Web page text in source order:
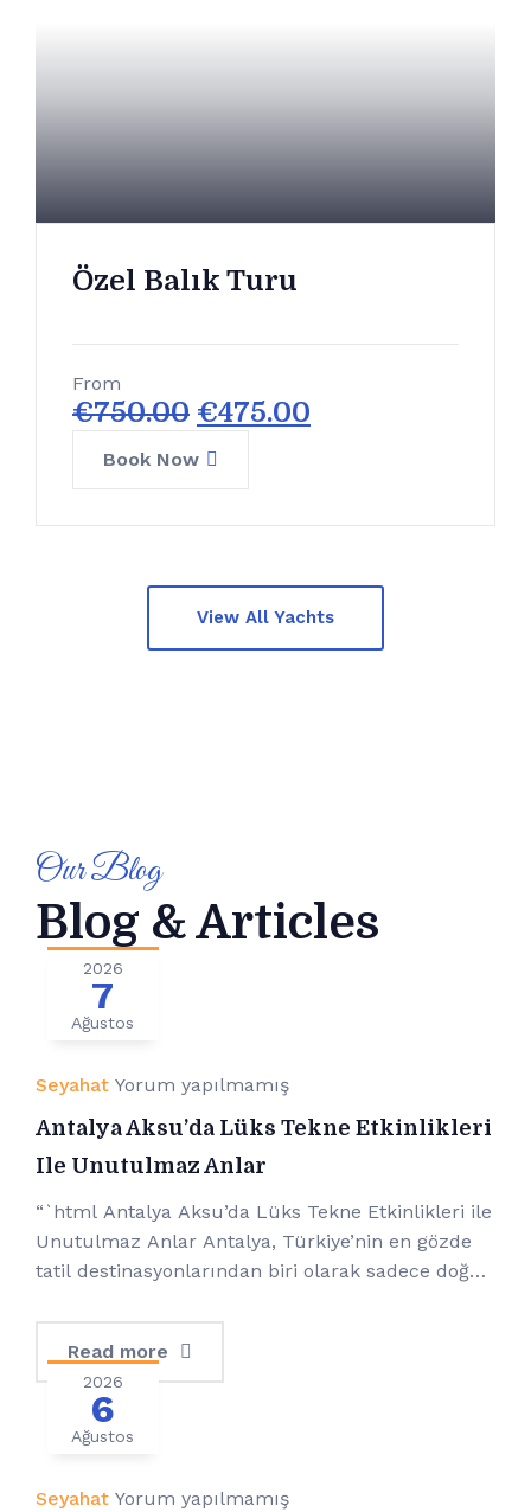
Özel Balık Turu
From
€750.00 €475.00
Book Now
View All Yachts
Our Blog
Blog & Articles
2026
7
Ağustos
Seyahat Yorum yapılmamış
Antalya Aksu’da Lüks Tekne Etkinlikleri
Ile Unutulmaz Anlar
“`html Antalya Aksu’da Lüks Tekne Etkinlikleri ile
Unutulmaz Anlar Antalya, Türkiye’nin en gözde
tatil destinasyonlarından biri olarak sadece doğal
zamanda sunduğu eşsiz deniz aktiviteleriyle de
dikkat çekmektedir. Bu aktiviteler arasında öne
çıkanlardan biri de lüks tekne etkinlikleridir.
Özellikle Aksu ilçesi, bu konuda sunduğu özel
deneyimlerle öne çıkıyor. Hem yerli […]
Read more
2026
6
Ağustos
Seyahat Yorum yapılmamış